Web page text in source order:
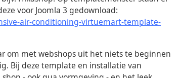
voor Joomla 3 gedownload:
air-conditioning-virtuemart-template-
om met webshops uit het niets te beginnen
Bij deze template en installatie van